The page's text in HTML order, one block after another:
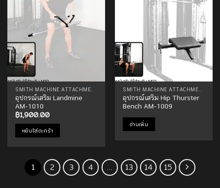
อุปกรณ์เสริม Landmine
AM-1010
฿1,900.00
หยิบใส่ตะกร้า
อุปกรณ์เสริม Hip Thurster
Bench AM-1009
อ่านเพิ่ม
1 2 3 4 … 13 14 15